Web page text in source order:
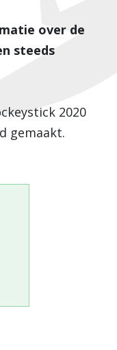
over de
steeds
2020
gemaakt.